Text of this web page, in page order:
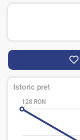
Istoric pret
128 RON